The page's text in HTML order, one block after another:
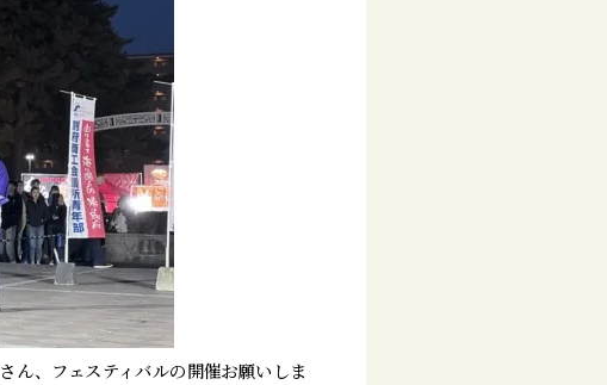
ん、フェスティバルの開催お願いしま